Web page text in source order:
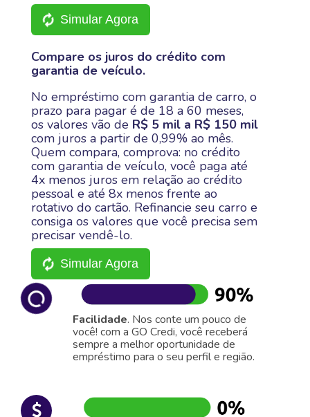
Simular Agora
Compare os juros do crédito com
garantia de veículo.
No empréstimo com garantia de carro, o
prazo para pagar é de 18 a 60 meses,
os valores vão de R$ 5 mil a R$ 150 mil
com juros a partir de 0,99% ao mês.
Quem compara, comprova: no crédito
com garantia de veículo, você paga até
4x menos juros em relação ao crédito
pessoal e até 8x menos frente ao
rotativo do cartão. Refinancie seu carro e
consiga os valores que você precisa sem
precisar vendê-lo.
Simular Agora
Facilidade. Nos conte um pouco de
você! com a GO Credi, você receberá
sempre a melhor oportunidade de
empréstimo para o seu perfil e região.